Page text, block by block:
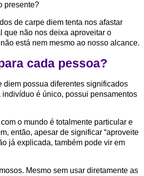
presente?
de carpe diem tenta nos afastar
que não nos deixa aproveitar o
está nem mesmo ao nosso alcance.
cada pessoa?
diem possua diferentes significados
é único, possui pensamentos
o mundo é totalmente particular e
então, apesar de significar “aproveite
já explicada, também pode vir em
Mesmo sem usar diretamente as